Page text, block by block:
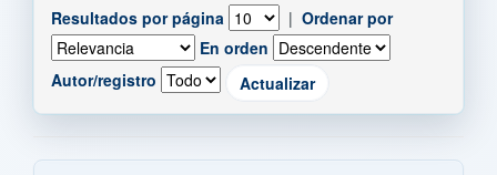
Resultados por página | Ordenar por
En orden
Autor/registro